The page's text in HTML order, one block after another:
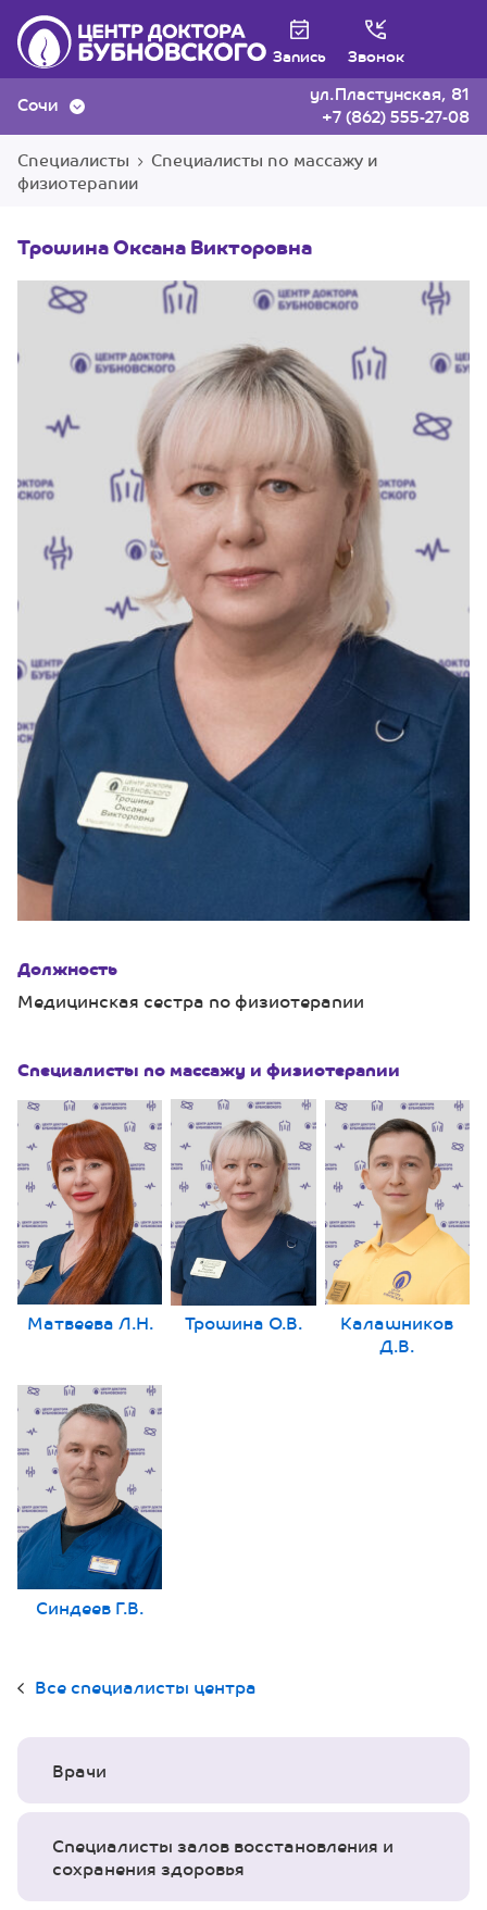
ул.Пластунская, 81
+7 (862) 555-27-08
Запись Звонок
Сочи
Специалисты
Специалисты по массажу и
физиотерапии
Врачи
Специалисты залов восстановления и
сохранения здоровья
Трошина Оксана Викторовна
Должность
Медицинская сестра по физиотерапии
Специалисты по массажу и физиотерапии
Матвеева Л.Н. Трошина О.В. Калашников
Д.В.
Синдеев Г.В.
Все специалисты центра